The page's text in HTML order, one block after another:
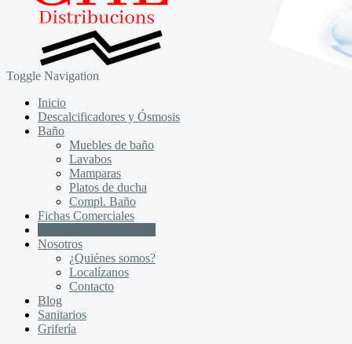
Toggle Navigation
Inicio
Descalcificadores y Ósmosis
Baño
Muebles de baño
Lavabos
Mamparas
Platos de ducha
Compl. Baño
Fichas Comerciales
Nosotros
¿Quiénes somos?
Localízanos
Contacto
Blog
Sanitarios
Grifería